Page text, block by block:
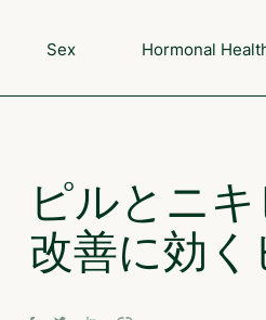
Sex Hormonal
ピルとニ
改善に効く